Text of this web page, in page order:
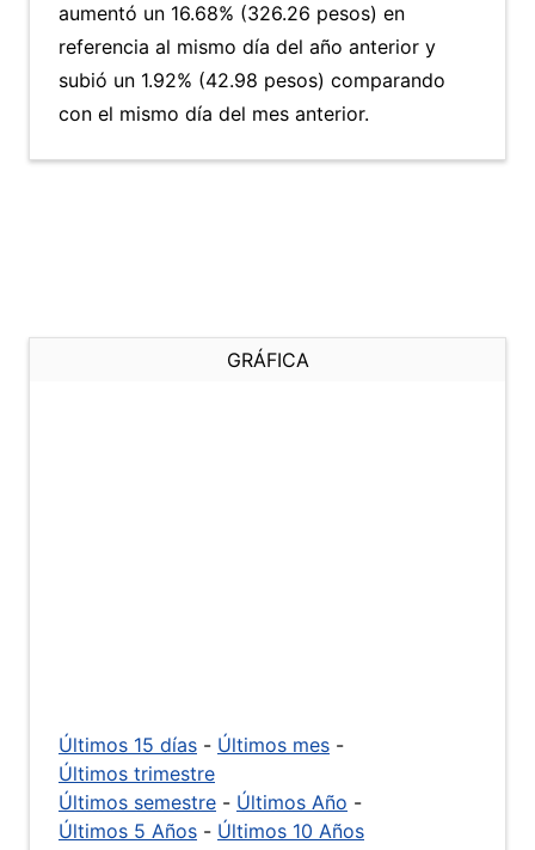
aumentó un 16.68% (326.26 pesos) en
referencia al mismo día del año anterior y
subió un 1.92% (42.98 pesos) comparando
con el mismo día del mes anterior.
GRÁFICA
Últimos 15 días - Últimos mes -
Últimos trimestre
Últimos semestre - Últimos Año -
Últimos 5 Años - Últimos 10 Años